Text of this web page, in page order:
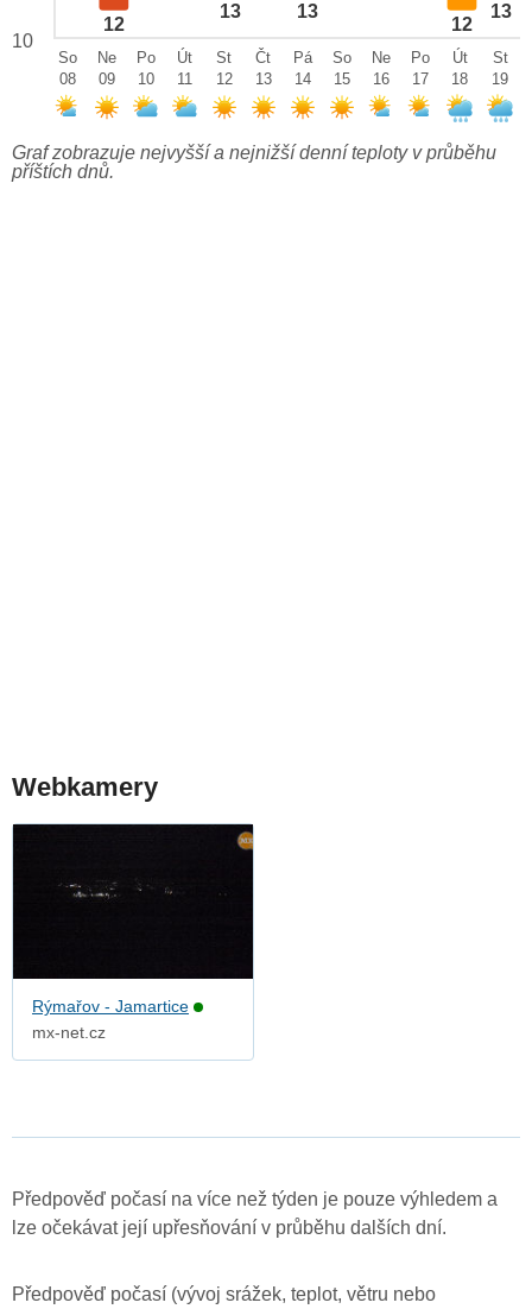
12
13 13
12
13
10
So
08
Ne
09
Po
10
Út
11
St
12
Čt
13
Pá
14
So
15
Ne
16
Po
17
Út
18
St
19
Graf zobrazuje nejvyšší a nejnižší denní teploty v průběhu
příštích dnů.
Webkamery
Rýmařov - Jamartice
mx-net.cz
Předpověď počasí na více než týden je pouze výhledem a
lze očekávat její upřesňování v průběhu dalších dní.
Předpověď počasí (vývoj srážek, teplot, větru nebo